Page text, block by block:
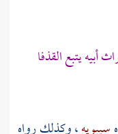
أبيه يتبع القذفا